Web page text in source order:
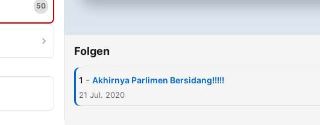
50
Folgen
1 - Akhirnya Parlimen Bersidang!!!!!
21 Jul. 2020